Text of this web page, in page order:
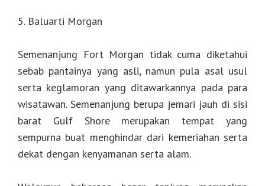
5. Baluarti Morgan
Semenanjung Fort Morgan tidak cuma diketahui
sebab pantainya yang asli, namun pula asal usul
serta keglamoran yang ditawarkannya pada para
wisatawan. Semenanjung berupa jemari jauh di sisi
barat Gulf Shore merupakan tempat yang
sempurna buat menghindar dari kemeriahan serta
dekat dengan kenyamanan serta alam.